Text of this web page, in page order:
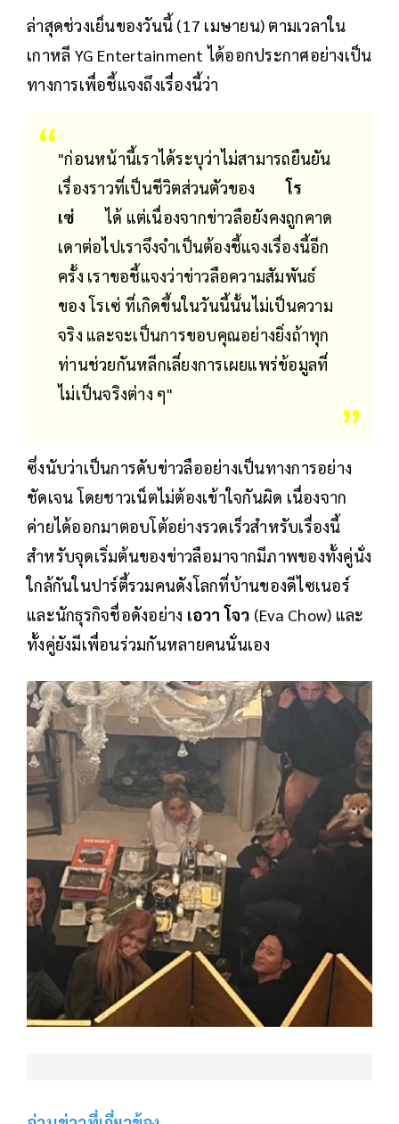
ล่าสุดช่วงเย็นของวันนี้ (17 เมษายน) ตามเวลาใน
เกาหลี YG Entertainment ได้ออกประกาศอย่างเป็น
ทางการเพื่อชี้แจงถึงเรื่องนี้ว่า
"ก่อนหน้านี้เราได้ระบุว่าไม่สามารถยืนยัน
เรื่องราวที่เป็นชีวิตส่วนตัวของ
โร
เซ่
ได้ แต่เนื่องจากข่าวลือยังคงถูกคาด
เดาต่อไปเราจึงจำเป็นต้องชี้แจงเรื่องนี้อีก
ครั้ง เราขอชี้แจงว่าข่าวลือความสัมพันธ์
ของ โรเซ่ ที่เกิดขึ้นในวันนี้นั้นไม่เป็นความ
จริง และจะเป็นการขอบคุณอย่างยิ่งถ้าทุก
ท่านช่วยกันหลีกเลี่ยงการเผยแพร่ข้อมูลที่
ไม่เป็นจริงต่าง ๆ"
ซึ่งนับว่าเป็นการดับข่าวลืออย่างเป็นทางการอย่าง
ชัดเจน โดยชาวเน็ตไม่ต้องเข้าใจกันผิด เนื่องจาก
ค่ายได้ออกมาตอบโต้อย่างรวดเร็วสำหรับเรื่องนี้
สำหรับจุดเริ่มต้นของข่าวลือมาจากมีภาพของทั้งคู่นั่ง
ใกล้กันในปาร์ตี้รวมคนดังโลกที่บ้านของดีไซเนอร์
และนักธุรกิจชื่อดังอย่าง เอวา โจว (Eva Chow) และ
ทั้งคู่ยังมีเพื่อนร่วมกันหลายคนนั่นเอง